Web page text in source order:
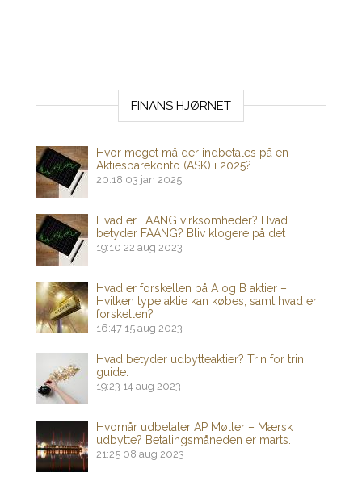
FINANS HJØRNET
Hvor meget må der indbetales på en
Aktiesparekonto (ASK) i 2025?
20:18 03 jan 2025
Hvad er FAANG virksomheder? Hvad
betyder FAANG? Bliv klogere på det
19:10 22 aug 2023
Hvad er forskellen på A og B aktier –
Hvilken type aktie kan købes, samt hvad er
forskellen?
16:47 15 aug 2023
Hvad betyder udbytteaktier? Trin for trin
guide.
19:23 14 aug 2023
Hvornår udbetaler AP Møller – Mærsk
udbytte? Betalingsmåneden er marts.
21:25 08 aug 2023